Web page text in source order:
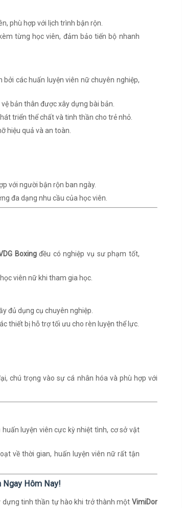
phù hợp với lịch trình bận rộn.
từng học viên, đảm bảo tiến bộ nhanh
bởi các huấn luyện viên nữ chuyên nghiệp,
bản thân được xây dựng bài bản.
triển thể chất và tinh thần cho trẻ nhỏ.
hiệu quả và an toàn.
với người bận rộn ban ngày.
đa dạng nhu cầu của học viên.
Boxingđều có nghiệp vụ sư phạm tốt,
viên nữ khi tham gia học.
đủ dụng cụ chuyên nghiệp.
thiết bị hỗ trợ tối ưu cho rèn luyện thể lực.
chú trọng vào sự cá nhân hóa và phù hợp với
huấn luyện viên cực kỳ nhiệt tình, cơ sở vật
về thời gian, huấn luyện viên nữ rất tận
Ngay Hôm Nay!
dựng tinh thần tự hào khi trở thành một VimiDor